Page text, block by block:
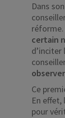
Dans
réforme.
certain
Ce
En effet,
pour